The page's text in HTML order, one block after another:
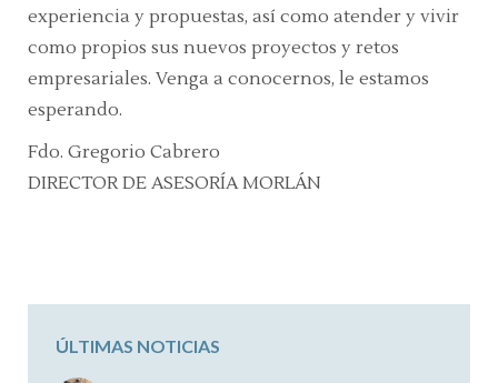
experiencia y propuestas, así como atender y vivir
como propios sus nuevos proyectos y retos
empresariales. Venga a conocernos, le estamos
esperando.
Fdo. Gregorio Cabrero
DIRECTOR DE ASESORÍA MORLÁN
ÚLTIMAS NOTICIAS